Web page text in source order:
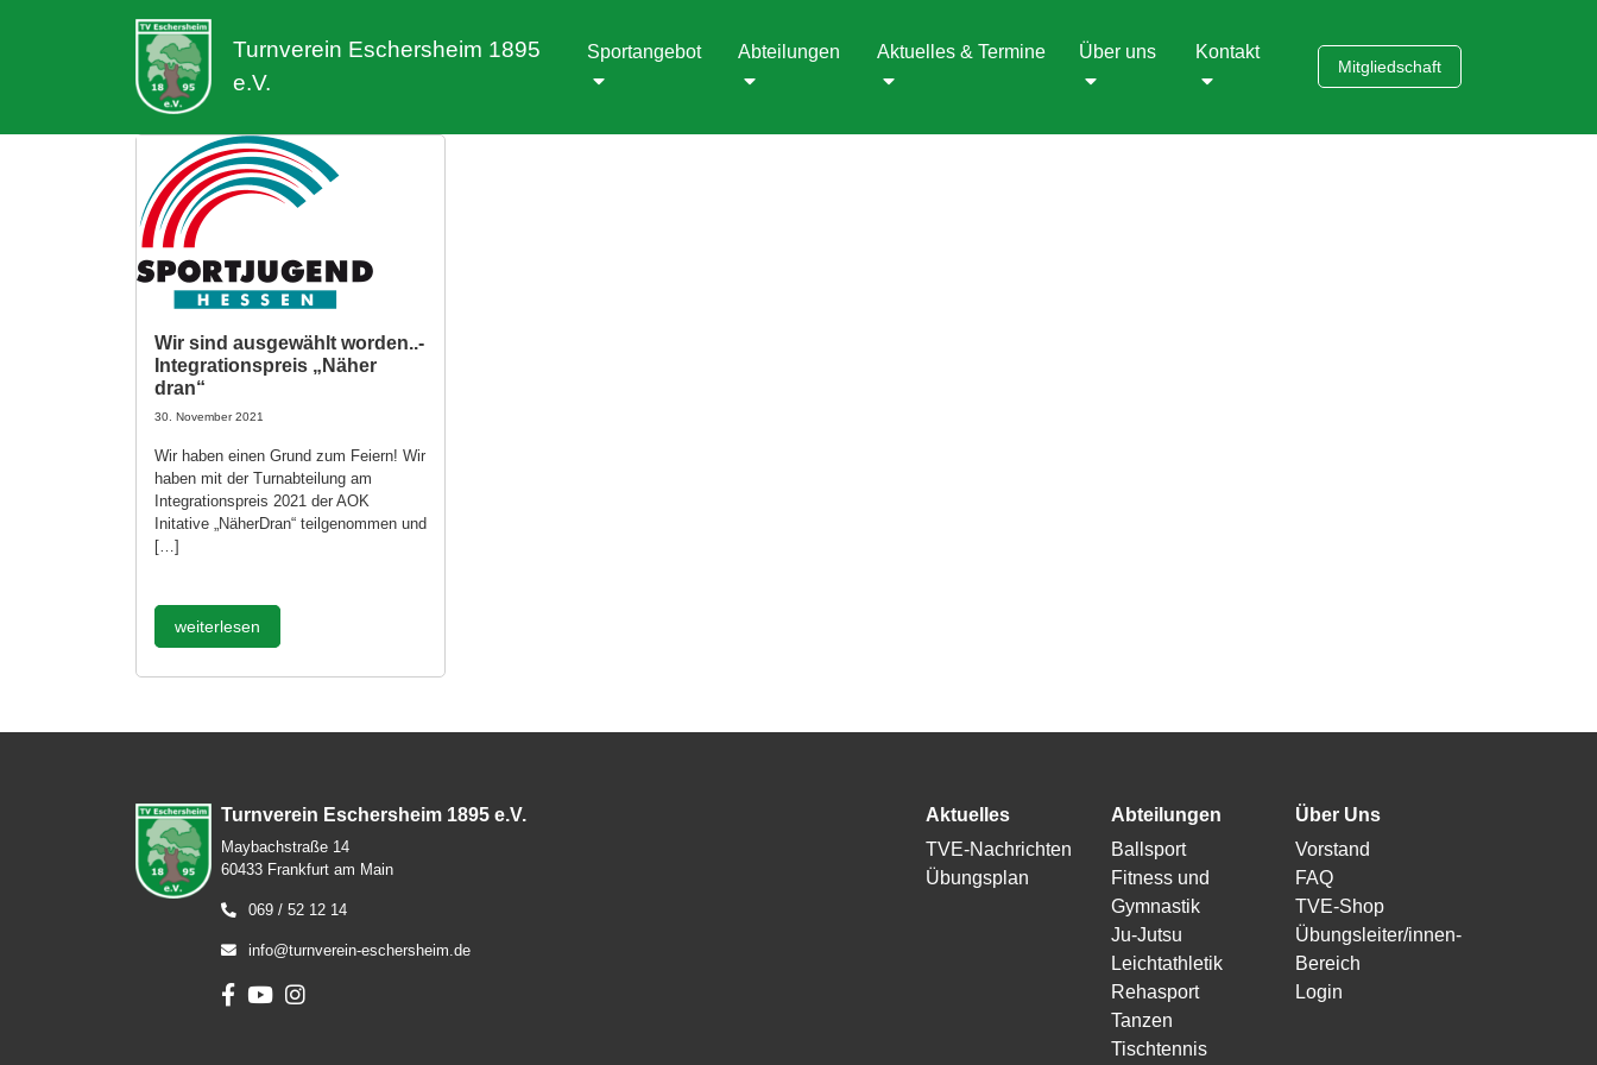
Turnverein Eschersheim 1895
e.V.
Sportangebot Abteilungen Aktuelles & Termine Über uns Kontakt
Mitgliedschaft
Wir sind ausgewählt worden..-
Integrationspreis „Näher
dran“
30. November 2021
Wir haben einen Grund zum Feiern! Wir
haben mit der Turnabteilung am
Integrationspreis 2021 der AOK
Initative „NäherDran“ teilgenommen und
[…]
weiterlesen
Turnverein Eschersheim 1895 e.V.
Maybachstraße 14
60433 Frankfurt am Main
069 / 52 12 14
info@turnverein-eschersheim.de
Aktuelles
TVE-Nachrichten
Übungsplan
Abteilungen
Ballsport
Fitness und
Gymnastik
Ju-Jutsu
Leichtathletik
Rehasport
Tanzen
Tischtennis
Über Uns
Vorstand
FAQ
TVE-Shop
Übungsleiter/innen-
Bereich
Login